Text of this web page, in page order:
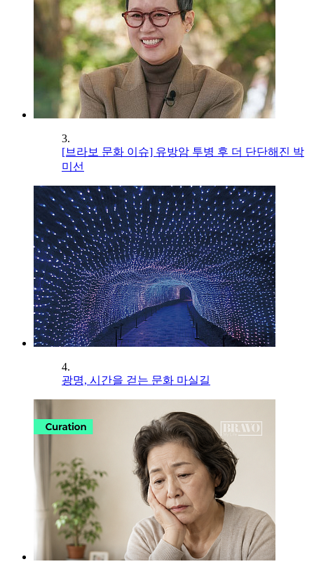
3.
[브라보 문화 이슈] 유방암 투병 후 더 단단해진 박
미선
4.
광명, 시간을 걷는 문화 마실길